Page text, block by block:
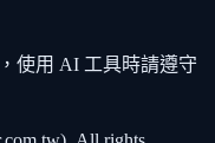
使用 AI 工具時請遵守